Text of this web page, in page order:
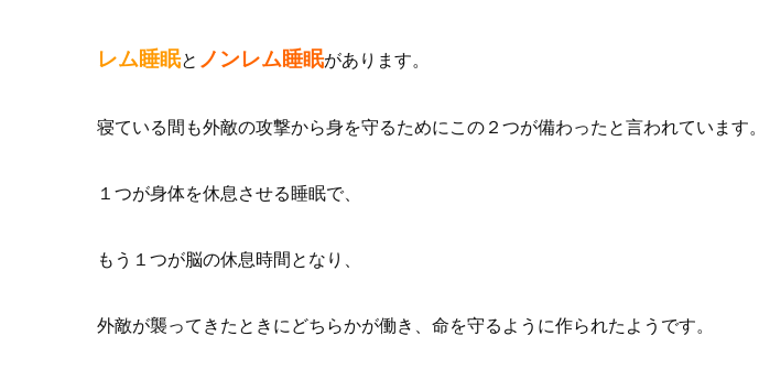
レム睡眠と ノンレム睡眠があります。
寝ている間も外敵の攻撃から身を守るためにこの２つが備わったと言われています。
１つが身体を休息させる睡眠で、
もう１つが脳の休息時間となり、
外敵が襲ってきたときにどちらかが働き、命を守るように作られたようです。